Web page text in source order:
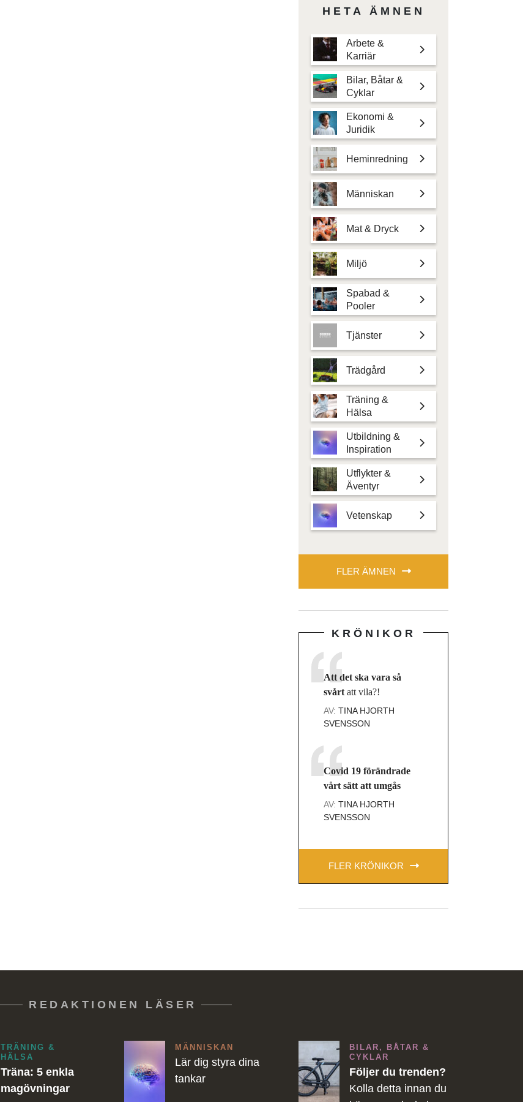
HETA ÄMNEN
Arbete &
Karriär
Bilar, Båtar &
Cyklar
Ekonomi &
Juridik
Heminredning
Människan
Mat & Dryck
Miljö
Spabad &
Pooler
Tjänster
Trädgård
Träning &
Hälsa
Utbildning &
Inspiration
Utflykter &
Äventyr
Vetenskap
FLER ÄMNEN
KRÖNIKOR
Att det ska vara så
svårt att vila?!
AV: TINA HJORTH
SVENSSON
Covid 19 förändrade
vårt sätt att umgås
AV: TINA HJORTH
SVENSSON
FLER KRÖNIKOR
REDAKTIONEN LÄSER
TRÄNING &
HÄLSA
Träna: 5 enkla
magövningar
MÄNNISKAN
Lär dig styra dina
tankar
BILAR, BÅTAR &
CYKLAR
Följer du trenden?
Kolla detta innan du